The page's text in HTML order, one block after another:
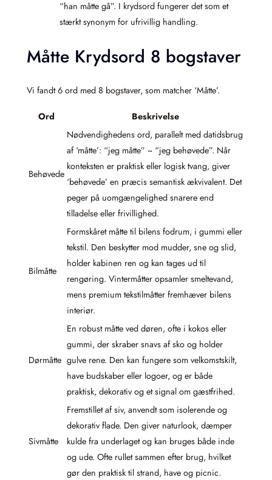
“han måtte gå”. I krydsord fungerer det som et
stærkt synonym for ufrivillig handling.
Måtte Krydsord 8 bogstaver
Vi fandt 6 ord med 8 bogstaver, som matcher ‘Måtte’.
Ord Beskrivelse
Behøvede
Nødvendighedens ord, parallelt med datidsbrug
af ‘måtte’: “jeg måtte” ~ “jeg behøvede”. Når
konteksten er praktisk eller logisk tvang, giver
‘behøvede’ en præcis semantisk ækvivalent. Det
peger på uomgængelighed snarere end
tilladelse eller frivillighed.
Bilmåtte
Formskåret måtte til bilens fodrum, i gummi eller
tekstil. Den beskytter mod mudder, sne og slid,
holder kabinen ren og kan tages ud til
rengøring. Vintermåtter opsamler smeltevand,
mens premium tekstilmåtter fremhæver bilens
interiør.
Dørmåtte
En robust måtte ved døren, ofte i kokos eller
gummi, der skraber snavs af sko og holder
gulve rene. Den kan fungere som velkomstskilt,
have budskaber eller logoer, og er både
praktisk, dekorativ og et signal om gæstfrihed.
Sivmåtte
Fremstillet af siv, anvendt som isolerende og
dekorativ flade. Den giver naturlook, dæmper
kulde fra underlaget og kan bruges både inde
og ude. Ofte rullet sammen efter brug, hvilket
gør den praktisk til strand, have og picnic.